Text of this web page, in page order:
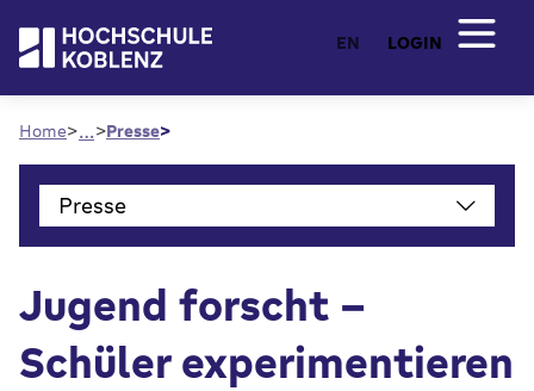
EN LOGIN
Home … Presse
Presse
Jugend forscht -
Schüler experimentieren